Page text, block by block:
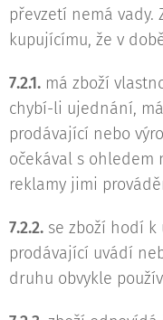
převzetí nemá
kupujícímu, že v
7.2.1. má zboží
chybí-li ujednání,
prodávající nebo
očekával s ohledem
reklamy jimi
7.2.2. se zboží hodí
prodávající uvádí
druhu obvykle